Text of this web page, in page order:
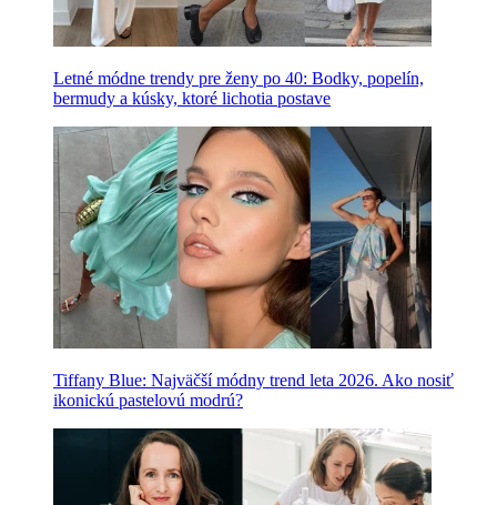
Letné módne trendy pre ženy po 40: Bodky, popelín,
bermudy a kúsky, ktoré lichotia postave
Tiffany Blue: Najväčší módny trend leta 2026. Ako nosiť
ikonickú pastelovú modrú?